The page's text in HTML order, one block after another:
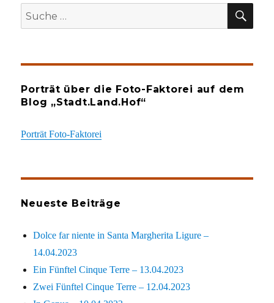
Suche
nach:
Porträt über die Foto-Faktorei auf dem
Blog „Stadt.Land.Hof“
Porträt Foto-Faktorei
Neueste Beiträge
Dolce far niente in Santa Margherita Ligure –
14.04.2023
Ein Fünftel Cinque Terre – 13.04.2023
Zwei Fünftel Cinque Terre – 12.04.2023